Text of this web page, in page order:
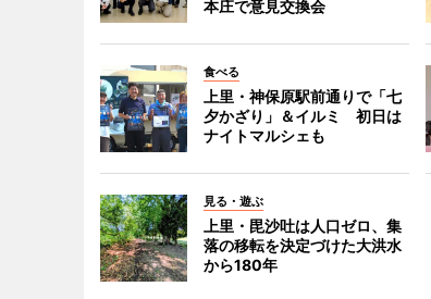
本庄で意見交換会
食べる
上里・神保原駅前通りで「七
夕かざり」＆イルミ 初日は
ナイトマルシェも
見る・遊ぶ
上里・毘沙吐は人口ゼロ、集
落の移転を決定づけた大洪水
から180年